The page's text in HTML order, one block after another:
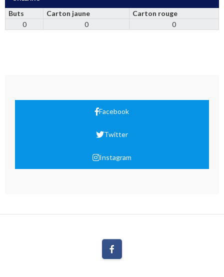
Buts Carton jaune
Carton rouge
0
0 0
Facebook
Twitter
Instagram